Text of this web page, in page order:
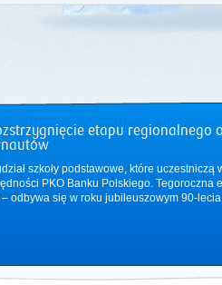
etapu regionalnego
szkoły podstawowe, które uczestniczą
PKO Banku Polskiego. Tegoroczna
odbywa się w roku jubileuszowym 90-lecia